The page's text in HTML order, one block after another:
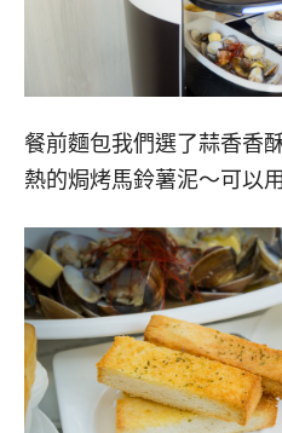
餐前麵包我們選了蒜香香
熱的焗烤馬鈴薯泥～可以